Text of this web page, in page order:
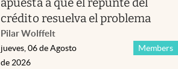
crédito resuelva el problema
Pilar Wolffelt
Members
jueves, 06 de Agosto
de 2026